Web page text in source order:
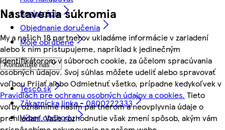
Nastavenia súkromia
My a našich 18 partnerov ukladáme informácie v zariadení
alebo k nim pristupujeme, napríklad k jedinečným
identifikátorom v súboroch cookie, za účelom spracúvania
osobných údajov. Svoj súhlas môžete udeliť alebo spravovať
voľbou Prijať alebo Odmietnuť všetko, prípadne kedykoľvek v
Pravidlách pre ochranu osobných údajov a cookies. Tieto
voľby oznámime našim partnerom a neovplyvnia údaje o
prehliadaní. Vaše rozhodnutie však zmení spôsob, akým vám
Registrácia
Objednanie doručenia
Moje obľúbené
Kontaktujte nás
Tesco.sk
Zákaznícka linka - 0800222333
Výber obchodu